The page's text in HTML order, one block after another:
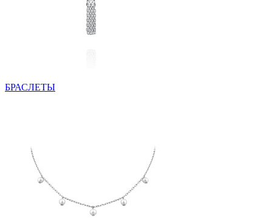
БРАСЛЕТЫ